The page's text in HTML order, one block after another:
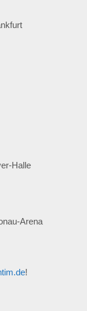
Halle
Arena
!